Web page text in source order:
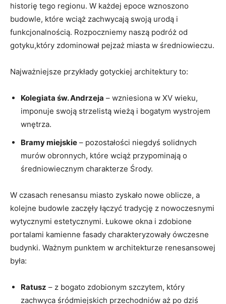
historię tego regionu. W każdej epoce wznoszono
budowle, które wciąż zachwycają swoją urodą i
funkcjonalnością. Rozpoczniemy naszą podróż od
gotyku,który zdominował pejzaż miasta w średniowieczu.
Najważniejsze przykłady gotyckiej architektury to:
Kolegiata św. Andrzeja – wzniesiona w XV wieku,
imponuje swoją strzelistą wieżą i bogatym wystrojem
wnętrza.
Bramy miejskie – pozostałości niegdyś solidnych
murów obronnych, które wciąż przypominają o
średniowiecznym charakterze Środy.
W czasach renesansu miasto zyskało nowe oblicze, a
kolejne budowle zaczęły łączyć tradycję z nowoczesnymi
wytycznymi estetycznymi. Łukowe okna i zdobione
portalami kamienne fasady charakteryzowały ówczesne
budynki. Ważnym punktem w architekturze renesansowej
była:
Ratusz – z bogato zdobionym szczytem, który
zachwyca śródmiejskich przechodniów aż po dziś